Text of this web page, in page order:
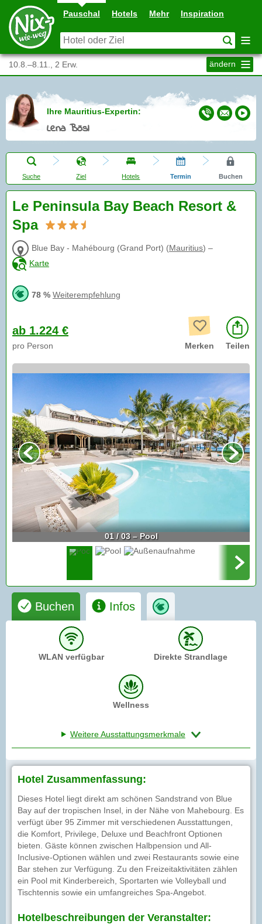
Pauschal Hotels Mehr Inspiration
10.8.–8.11., 2 Erw. ändern
Ihre Mauritius-Expertin:
Lena Bösl
Suche Ziel Hotels Termin Buchen
Le Peninsula Bay Beach Resort &
Spa
Blue Bay - Mahébourg (Grand Port) (Mauritius) –
Karte
78 % Weiterempfehlung
ab 1.224 €
pro Person Merken Teilen
01 / 03 – Pool
Buchen Infos
WLAN verfügbar Direkte Strandlage
Wellness
Weitere Ausstattungsmerkmale
Hotel Zusammenfassung:
Dieses Hotel liegt direkt am schönen Sandstrand von Blue
Bay auf der tropischen Insel, in der Nähe von Mahebourg. Es
verfügt über 95 Zimmer mit verschiedenen Ausstattungen,
die Komfort, Privilege, Deluxe und Beachfront Optionen
bieten. Gäste können zwischen Halbpension und All-
Inclusive-Optionen wählen und zwei Restaurants sowie eine
Bar stehen zur Verfügung. Zu den Freizeitaktivitäten zählen
ein Pool mit Kinderbereich, Sportarten wie Volleyball und
Tischtennis sowie ein umfangreiches Spa-Angebot.
Hotelbeschreibungen der Veranstalter: